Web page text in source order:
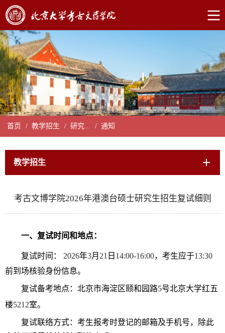
首页 / 教学招生 / 研究... / 通知
教学招生
考古文博学院2026年港澳台硕士研究生招生复试细则
一、复试时间和地点：
复试时间： 2026年3月 21 日 14:00-16:00，考生应于13:30
前到场核验身份信息。
复试备考地点：北京市海淀区颐和园路5号北京大学红五
楼5212室。
复试联络方式：考生报考时登记的邮箱及手机号，除此